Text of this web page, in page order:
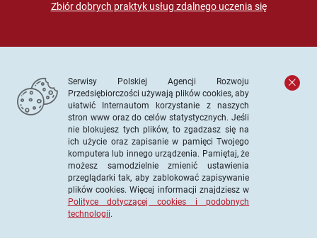
Zbiór dobrych praktyk usług zdalnego uczenia się
© PARP. Wszelkie prawa zastrzeżone
Projekt współfinansowany ze środków Unii Europejskiej w
ramach Europejskiego Funduszu Społecznego
Serwisy Polskiej Agencji Rozwoju
Przedsiębiorczości używają plików cookies, aby
ułatwić Internautom korzystanie z naszych
stron www oraz do celów statystycznych. Jeśli
nie blokujesz tych plików, to zgadzasz się na
ich użycie oraz zapisanie w pamięci Twojego
komputera lub innego urządzenia. Pamiętaj, że
możesz samodzielnie zmienić ustawienia
przeglądarki tak, aby zablokować zapisywanie
plików cookies. Więcej informacji znajdziesz w
Polityce dotyczącej cookies i podobnych
technologii.